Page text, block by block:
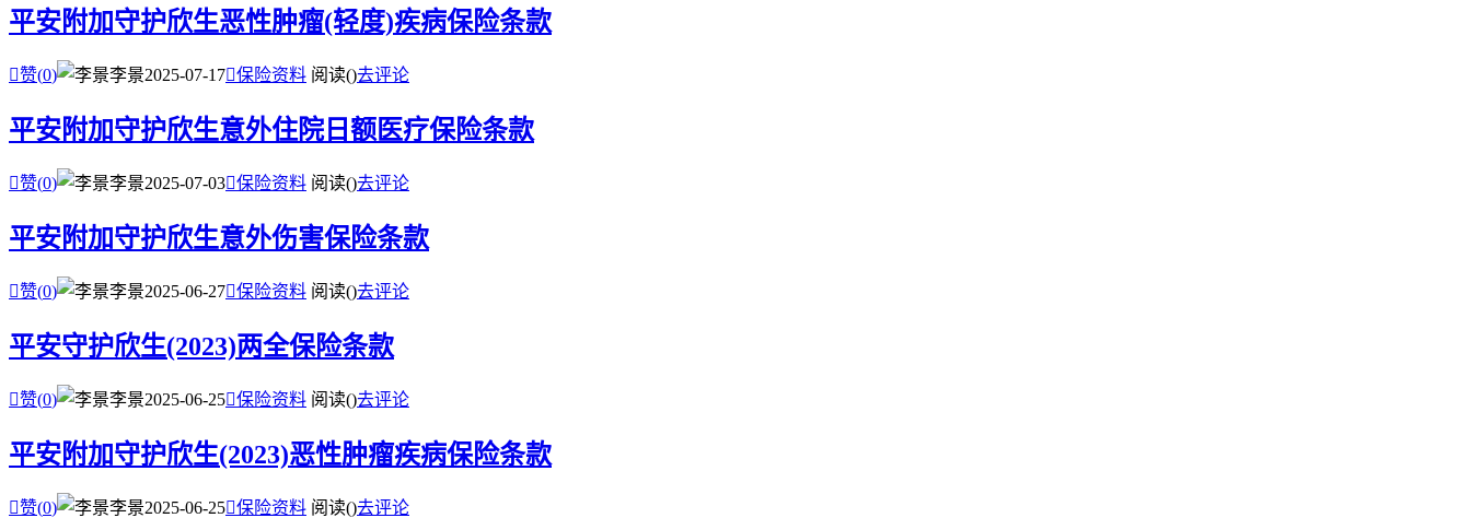
平安附加守护欣生恶性肿瘤(轻度)疾病保险条款
赞(0) 李景2025-07-17保险资料 阅读()去评论
平安附加守护欣生意外住院日额医疗保险条款
赞(0) 李景2025-07-03保险资料 阅读()去评论
平安附加守护欣生意外伤害保险条款
赞(0) 李景2025-06-27保险资料 阅读()去评论
平安守护欣生(2023)两全保险条款
赞(0) 李景2025-06-25保险资料 阅读()去评论
平安附加守护欣生(2023)恶性肿瘤疾病保险条款
赞(0) 李景2025-06-25保险资料 阅读()去评论